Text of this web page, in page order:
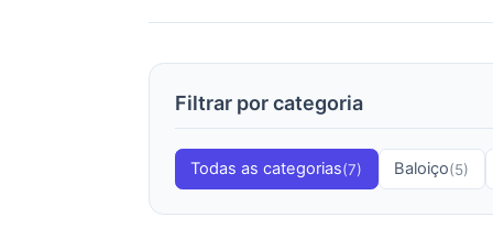
Filtrar por categoria
Todas as categorias(7) Baloiço(5)